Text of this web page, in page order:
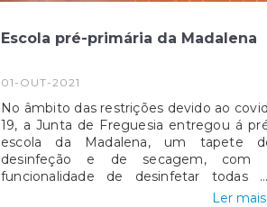
Escola pré-primária da Madalena
01-OUT-2021
No âmbito das restrições devido ao
19, a Junta de Freguesia entregou á
escola da Madalena, um tapete
desinfeção e de secagem, com
funcionalidade de desinfetar todas as
pessoas que utilizam as instalações.A
Ler